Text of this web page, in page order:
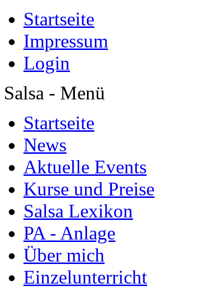
Startseite
Impressum
Login
Salsa - Menü
Startseite
News
Aktuelle Events
Kurse und Preise
Salsa Lexikon
PA - Anlage
Über mich
Einzelunterricht